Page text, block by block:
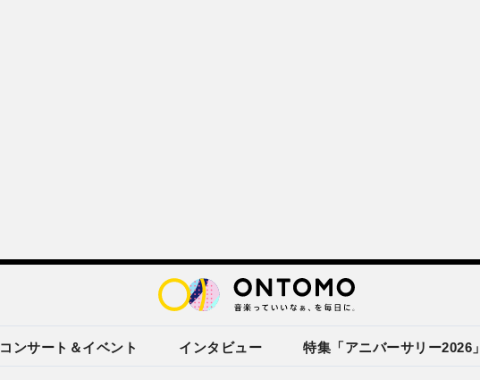
コンサート＆イベント インタビュー 特集「アニバーサリー2026」